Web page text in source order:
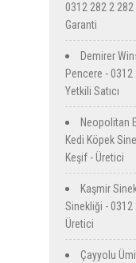
0312 282 2
Garanti
Demirer
Pencere -
Yetkili Satıcı
Neopolitan
Kedi Köpek
Keşif - Üretici
Kaşmir
Sinekliği -
Üretici
Çayyolu